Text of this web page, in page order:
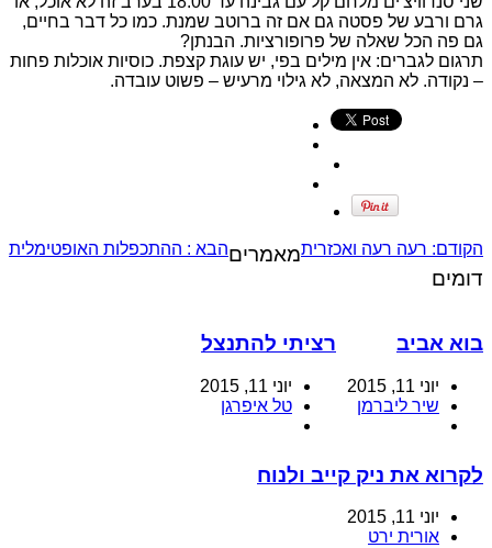
גרם ורבע של פסטה גם אם זה ברוטב שמנת. כמו כל דבר בחיים,
גם פה הכל שאלה של פרופורציות. הבנתן?
תרגום לגברים: אין מילים בפי, יש עוגת קצפת. כוסיות אוכלות פחות
– נקודה. לא המצאה, לא גילוי מרעיש – פשוט עובדה.
הקודם: רעה רעה ואכזרית הבא : ההתכפלות האופטימלית
מאמרים
דומים
בוא אביב
יוני 11, 2015
שיר ליברמן
רציתי להתנצל
יוני 11, 2015
טל איפרגן
לקרוא את ניק קייב ולנוח
יוני 11, 2015
אורית ירט